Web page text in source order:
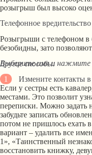
розыгрыш был высоко
Телефонное вредительство
Розыгрыши с телефоном в
безобидны, зато
Выберите имя и нажмите
Другие способы:
Измените контакты
Если у сестры есть
местами. Это позволит
переписки. Можно задать
забудьте записать
потом не пришлось ехать
вариант – удалить все
1», «Таинственный
восстановить книжку,